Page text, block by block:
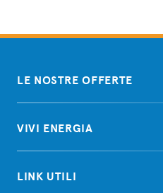
LE NOSTRE OFFERTE
VIVI ENERGIA
LINK UTILI